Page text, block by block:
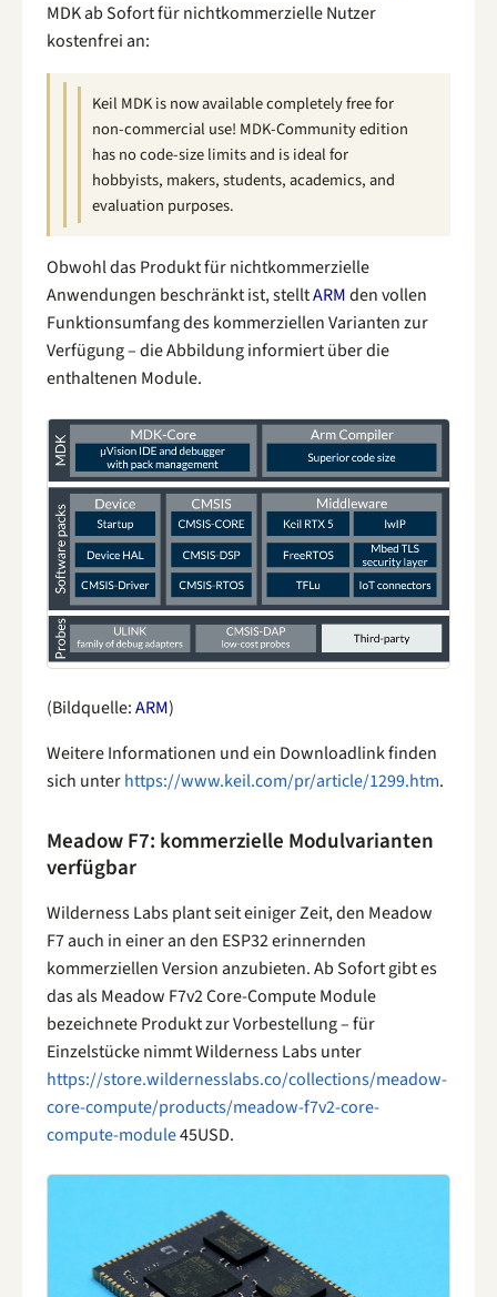
MDK ab Sofort für nichtkommerzielle Nutzer
kostenfrei an:
Keil MDK is now available completely free for
non-commercial use! MDK-Community edition
has no code-size limits and is ideal for
hobbyists, makers, students, academics, and
evaluation purposes.
Obwohl das Produkt für nichtkommerzielle
Anwendungen beschränkt ist, stelltARMden vollen
Funktionsumfang des kommerziellen Varianten zur
Verfügung – die Abbildung informiert über die
enthaltenen Module.
(Bildquelle:ARM)
Weitere Informationen und ein Downloadlink finden
sich unterhttps://www.keil.com/pr/article/1299.htm.
Meadow F7: kommerzielle Modulvarianten
verfügbar
Wilderness Labs plant seit einiger Zeit, den Meadow
F7 auch in einer an den ESP32 erinnernden
kommerziellen Version anzubieten. Ab Sofort gibt es
das als Meadow F7v2 Core-Compute Module
bezeichnete Produkt zur Vorbestellung – für
Einzelstücke nimmt Wilderness Labs unter
https://store.wildernesslabs.co/collections/meadow-
core-compute/products/meadow-f7v2-core-
compute-module45USD.